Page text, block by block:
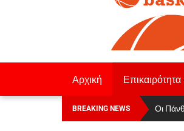
Αρχική Επικαιρότητα
BREAKING NEWS Οι